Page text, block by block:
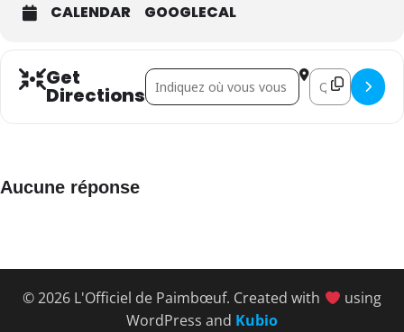
CALENDAR GOOGLECAL
Get
Directions
Address - Jacques Martin [] Destination
Aucune réponse
© 2026 L'Officiel de Paimbœuf. Created with
using
WordPress and Kubio